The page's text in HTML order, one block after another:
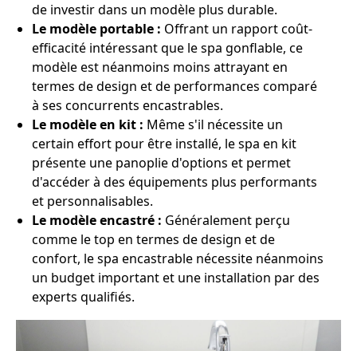
de investir dans un modèle plus durable.
Le modèle portable : Offrant un rapport coût-
efficacité intéressant que le spa gonflable, ce
modèle est néanmoins moins attrayant en
termes de design et de performances comparé
à ses concurrents encastrables.
Le modèle en kit : Même s'il nécessite un
certain effort pour être installé, le spa en kit
présente une panoplie d'options et permet
d'accéder à des équipements plus performants
et personnalisables.
Le modèle encastré : Généralement perçu
comme le top en termes de design et de
confort, le spa encastrable nécessite néanmoins
un budget important et une installation par des
experts qualifiés.